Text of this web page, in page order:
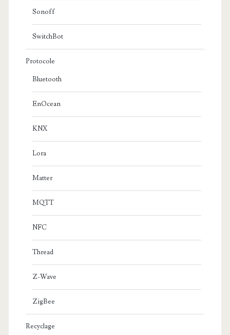
Sonoff
SwitchBot
Protocole
Bluetooth
EnOcean
KNX
Lora
Matter
MQTT
NFC
Thread
Z-Wave
ZigBee
Recyclage